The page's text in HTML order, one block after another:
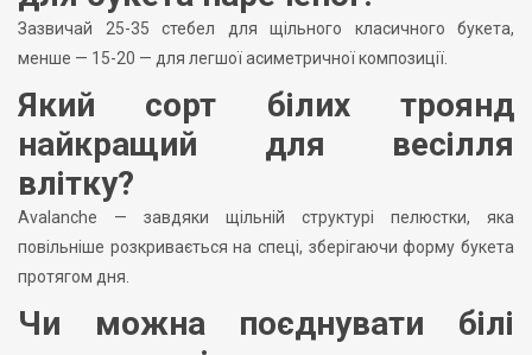
Зазвичай 25-35 стебел для щільного класичного букета,
менше — 15-20 — для легшої асиметричної композиції.
Який сорт білих троянд
найкращий для весілля
влітку?
Avalanche — завдяки щільній структурі пелюстки, яка
повільніше розкривається на спеці, зберігаючи форму букета
протягом дня.
Чи можна поєднувати білі